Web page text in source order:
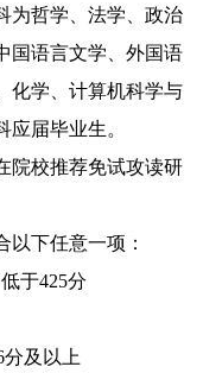
为哲学、法学、政治
国语言文学、外国语
化学、计算机科学与
应届毕业生。
院校推荐免试攻读研
以下任意一项：
于425分
分及以上